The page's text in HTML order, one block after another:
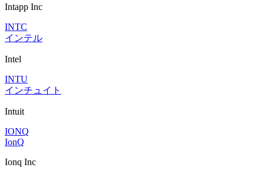
Intapp Inc
INTC
インテル
Intel
INTU
インチュイト
Intuit
IONQ
IonQ
Ionq Inc